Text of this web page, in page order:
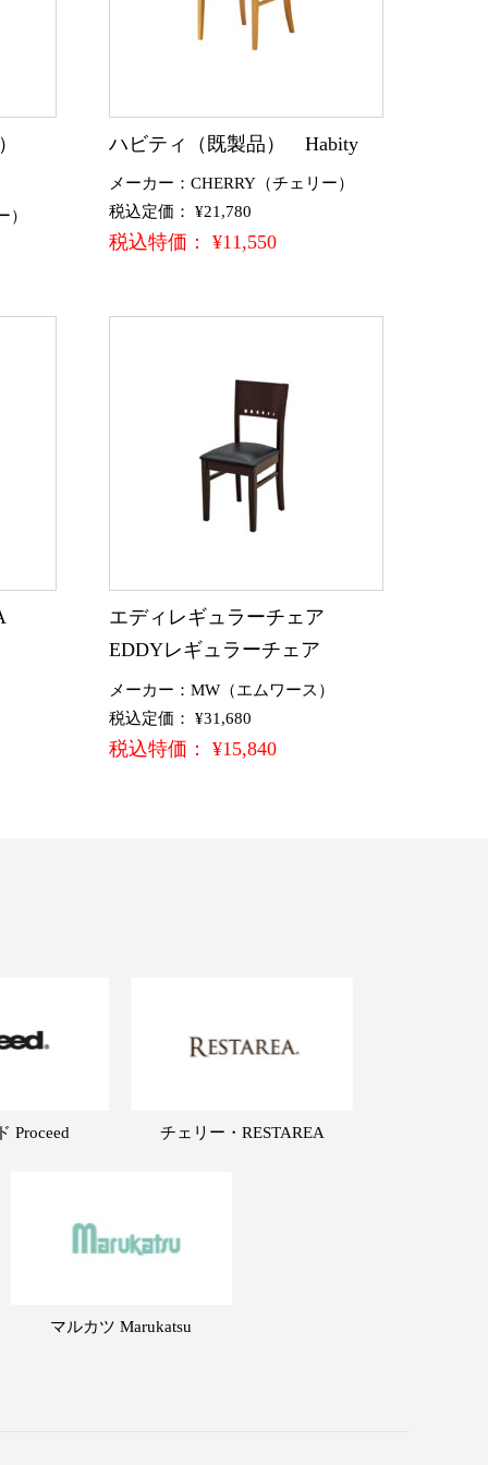
）
）
ハビティ（既製品） Habity
メーカー：CHERRY（チェリー）
税込定価： ¥21,780
税込特価： ¥11,550
エディレギュラーチェア
EDDYレギュラーチェア
メーカー：MW（エムワース）
税込定価： ¥31,680
税込特価： ¥15,840
Proceed チェリー・RESTAREA
マルカツ Marukatsu